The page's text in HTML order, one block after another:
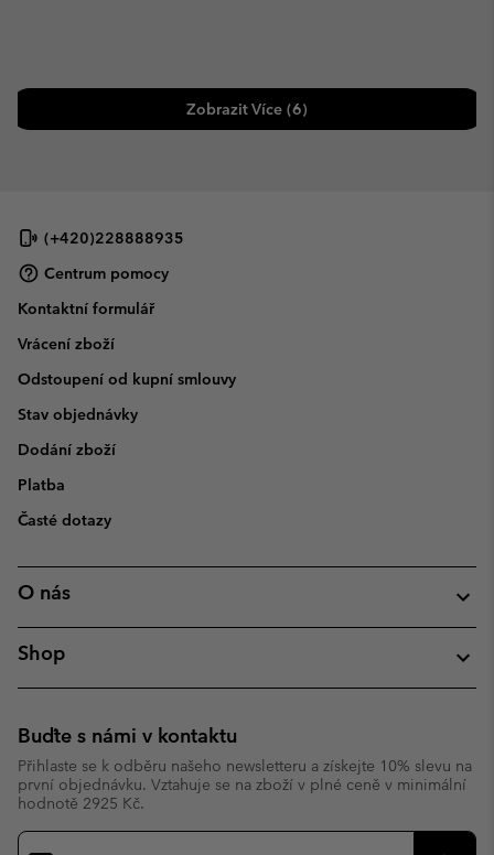
Zobrazit Více (6)
(+420)228888935
Centrum pomocy
Kontaktní formulář
Vrácení zboží
Odstoupení od kupní smlouvy
Stav objednávky
Dodání zboží
Platba
Časté dotazy
O nás
Shop
Buďte s námi v kontaktu
Přihlaste se k odběru našeho newsletteru a získejte 10% slevu na
první objednávku. Vztahuje se na zboží v plné ceně v minimální
hodnotě 2925 Kč.
Přihlášení